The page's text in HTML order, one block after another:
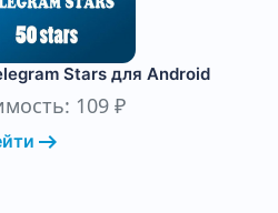
Stars для Android
109 ₽
arrow_right_alt